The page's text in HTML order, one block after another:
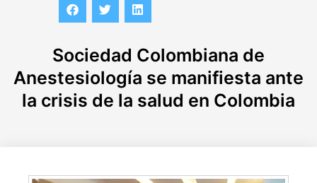
Sociedad Colombiana de
Anestesiología se manifiesta ante
la crisis de la salud en Colombia